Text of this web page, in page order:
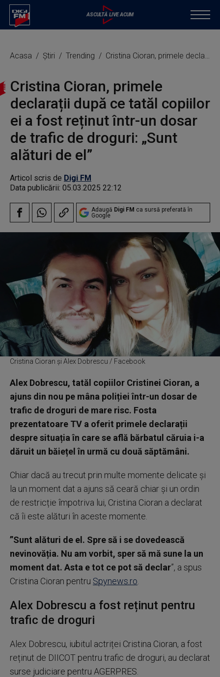
Acasa Știri Trending Cristina Cioran, primele declarații după ce tatăl copiilor ei a fost reținut într-un dosar de trafic de droguri: „Sunt alături de el”
Cristina Cioran, primele
declarații după ce tatăl copiilor
ei a fost reținut într-un dosar
de trafic de droguri: „Sunt
alături de el”
Articol scris de Digi FM
Data publicării: 05.03.2025 22:12
Adaugă Digi FM ca sursă preferată în
Google
Cristina Cioran și Alex Dobrescu / Facebook
Alex Dobrescu, tatăl copiilor Cristinei Cioran, a
ajuns din nou pe mâna poliției într-un dosar de
trafic de droguri de mare risc. Fosta
prezentatoare TV a oferit primele declarații
despre situația în care se află bărbatul căruia i-a
dăruit un băiețel în urmă cu două săptămâni.
Chiar dacă au trecut prin multe momente delicate și
la un moment dat a ajuns să ceară chiar și un ordin
de restricție împotriva lui, Cristina Cioran a declarat
că îi este alături în aceste momente.
”Sunt alături de el. Spre să i se dovedească
nevinovăția. Nu am vorbit, sper să mă sune la un
moment dat. Asta e tot ce pot să declar”, a spus
Cristina Cioran pentru Spynews.ro
Alex Dobrescu a fost reținut pentru
trafic de droguri
Alex Dobrescu, iubitul actriței Cristina Cioran, a fost
reținut de DIICOT pentru trafic de droguri, au declarat
surse judiciare pentru AGERPRES.